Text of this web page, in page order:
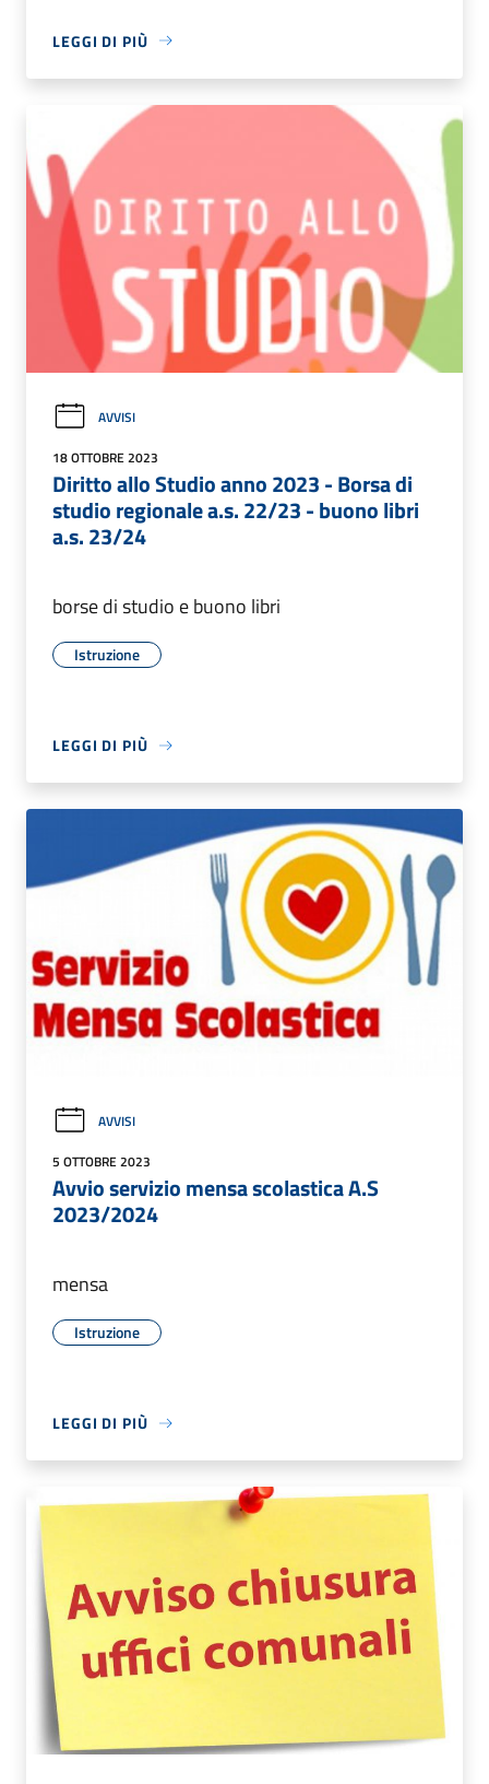
LEGGI DI PIÙ
AVVISI
18 OTTOBRE 2023
Diritto allo Studio anno 2023 - Borsa di
studio regionale a.s. 22/23 - buono libri
a.s. 23/24
borse di studio e buono libri
Istruzione
LEGGI DI PIÙ
AVVISI
5 OTTOBRE 2023
Avvio servizio mensa scolastica A.S
2023/2024
mensa
Istruzione
LEGGI DI PIÙ